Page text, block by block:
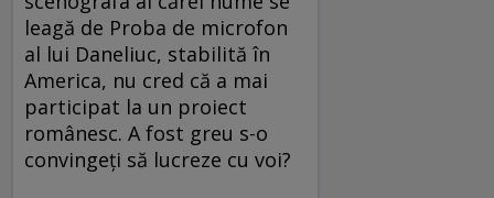
leagă de Proba de microfon
al lui Daneliuc, stabilită în
America, nu cred că a mai
participat la un proiect
românesc. A fost greu s-o
convingeţi să lucreze cu voi?